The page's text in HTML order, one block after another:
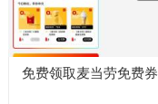
免费领取麦当劳免费券